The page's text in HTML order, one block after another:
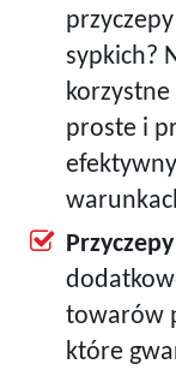
sypkich?
proste i
towarów
które